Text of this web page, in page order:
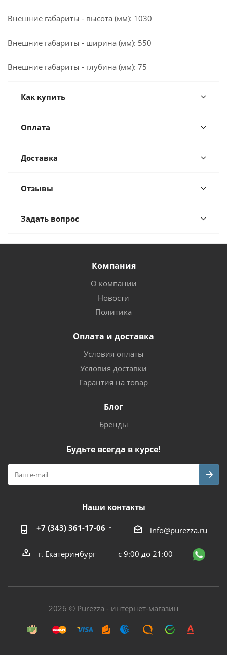
Внешние габариты - высота (мм): 1030
Внешние габариты - ширина (мм): 550
Внешние габариты - глубина (мм): 75
Как купить
Оплата
Доставка
Отзывы
Задать вопрос
Компания
О компании
Новости
Политика
Оплата и доставка
Условия оплаты
Условия доставки
Гарантия на товар
Блог
Бренды
Будьте всегда в курсе!
Наши контакты
+7 (343) 361-17-06 info@purezza.ru
г. Екатеринбург с 9:00 до 21:00
2026 © Purezza - интернет-магазин